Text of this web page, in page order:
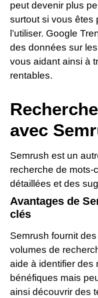
peut devenir plus
surtout si vous êtes
l’utiliser. Google
des données sur
vous aidant ainsi à
rentables.
avec
Semrush est un
recherche de mots-
détaillées et des
Avantages de
clés
Semrush fournit
volumes de
aide à identifier des
bénéfiques mais
ainsi découvrir des